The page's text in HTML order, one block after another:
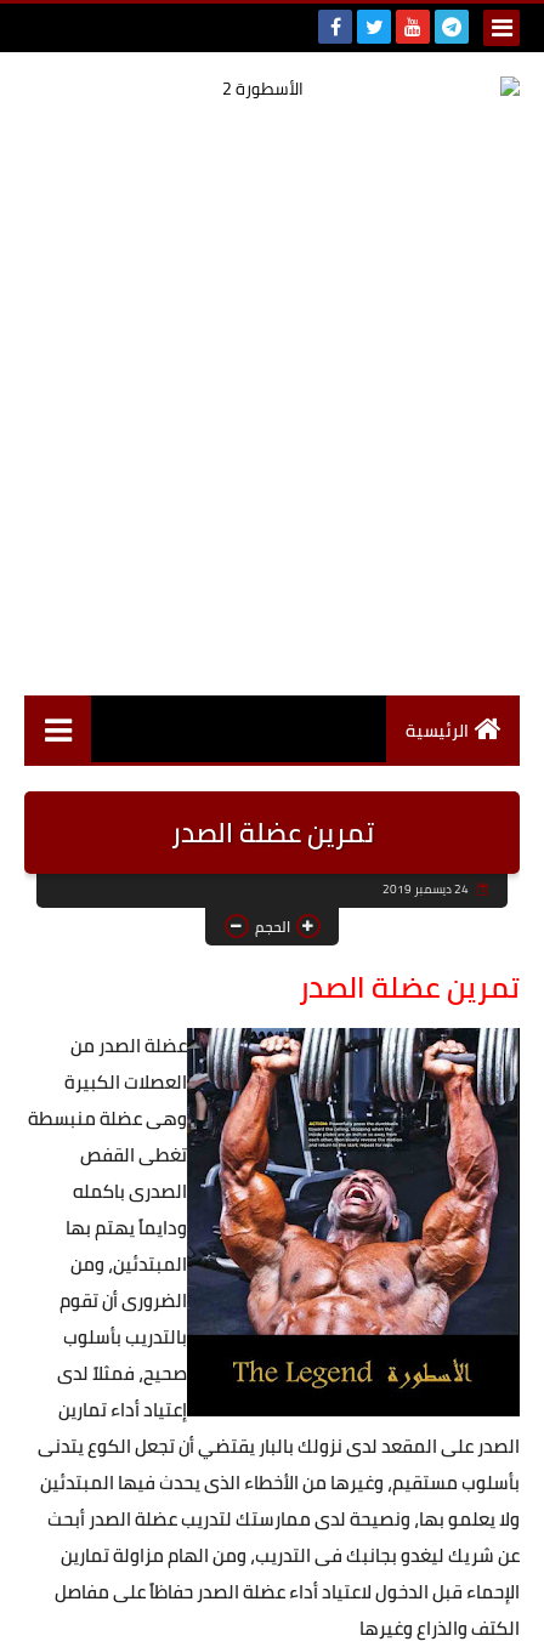
الرئيسية
تمرين عضلة الصدر
24 ديسمبر 2019
الحجم
تمرين عضلة الصدر
عضلة الصدر من
العصلات الكبيرة
وهى عضلة منبسطة
تغطى القفص
الصدرى باكمله
ودايماً يهتم بها
المبتدئين، ومن
الضرورى أن تقوم
بالتدريب بأسلوب
صحيح، فمثلاً لدى
إعتياد أداء تمارين
الصدر على المقعد لدى نزولك بالبار يقتضي أن تجعل الكوع يتدنى
بأسلوب مستقيم، وغيرها من الأخطاء الذى يحدث فيها المبتدئين
ولا يعلمو بها، ونصيحة لدى ممارستك لتدريب عضلة الصدر أبحث
عن شريك ليغدو بجانبك فى التدريب، ومن الهام مزاولة تمارين
الإحماء قبل الدخول لاعتياد أداء عضلة الصدر حفاظاً على مفاصل
الكتف والذراع وغيرها